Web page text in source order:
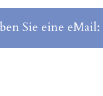
Sie eine eMail: